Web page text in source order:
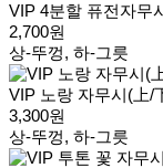
VIP 4분할 퓨전자무
2,700원
상-뚜껑, 하-그릇
VIP 노랑 자무시(上/
3,300원
상-뚜껑, 하-그릇